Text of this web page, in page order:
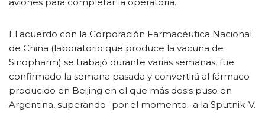
El acuerdo con la Corporación Farmacéutica Nacional
de China (laboratorio que produce la vacuna de
Sinopharm) se trabajó durante varias semanas, fue
confirmado la semana pasada y convertirá al fármaco
producido en Beijing en el que más dosis puso en
Argentina, superando -por el momento- a la Sputnik-V.